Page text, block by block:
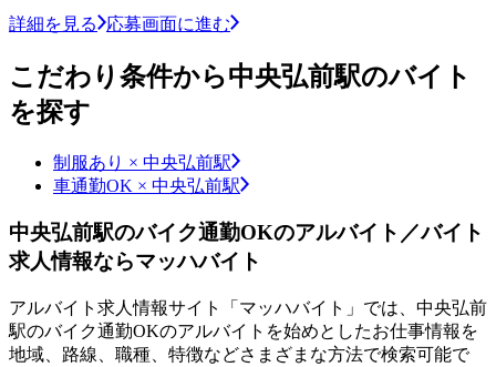
詳細を見る 応募画面に進む
こだわり条件から中央弘前駅のバイト
を探す
制服あり × 中央弘前駅
車通勤OK × 中央弘前駅
中央弘前駅のバイク通勤OKのアルバイト／バイト
求人情報ならマッハバイト
アルバイト求人情報サイト「マッハバイト」では、中央弘前
駅のバイク通勤OKのアルバイトを始めとしたお仕事情報を
地域、路線、職種、特徴などさまざまな方法で検索可能で